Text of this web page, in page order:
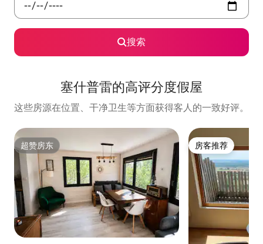
搜索
塞什普雷的高评分度假屋
这些房源在位置、干净卫生等方面获得客人的一致好评。
超赞房东
超赞房东 房客推荐
房客推荐